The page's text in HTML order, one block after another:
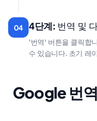
04 4단계: 번역 및
'번역' 버튼을 클릭합
수 있습니다. 초기 레
Google 번